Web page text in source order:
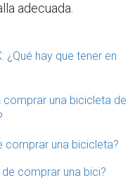
adecuada.
¿Qué hay que tener en
comprar una bicicleta de
comprar una bicicleta?
comprar una bici?